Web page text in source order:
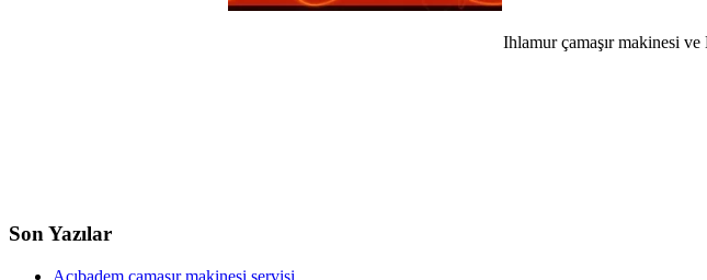
Ihlamur çamaşır makinesi
Son Yazılar
Acıbadem çamaşır makinesi servisi